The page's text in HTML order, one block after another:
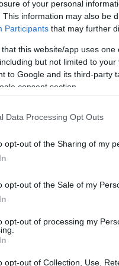
of your personal
This information may also be
Participants that may further
that this website/app uses
but not limited to
to Google and its third-party
consent section.
Data Processing Opt Outs
opt-out of the Sharing of my
opt-out of the Sale of my
opt-out of processing my
opt-out of Collection, Use,
Flagg, stella della
sarà disponibile
caviglia subito
è stata confermata
rassicura i
chiave per le